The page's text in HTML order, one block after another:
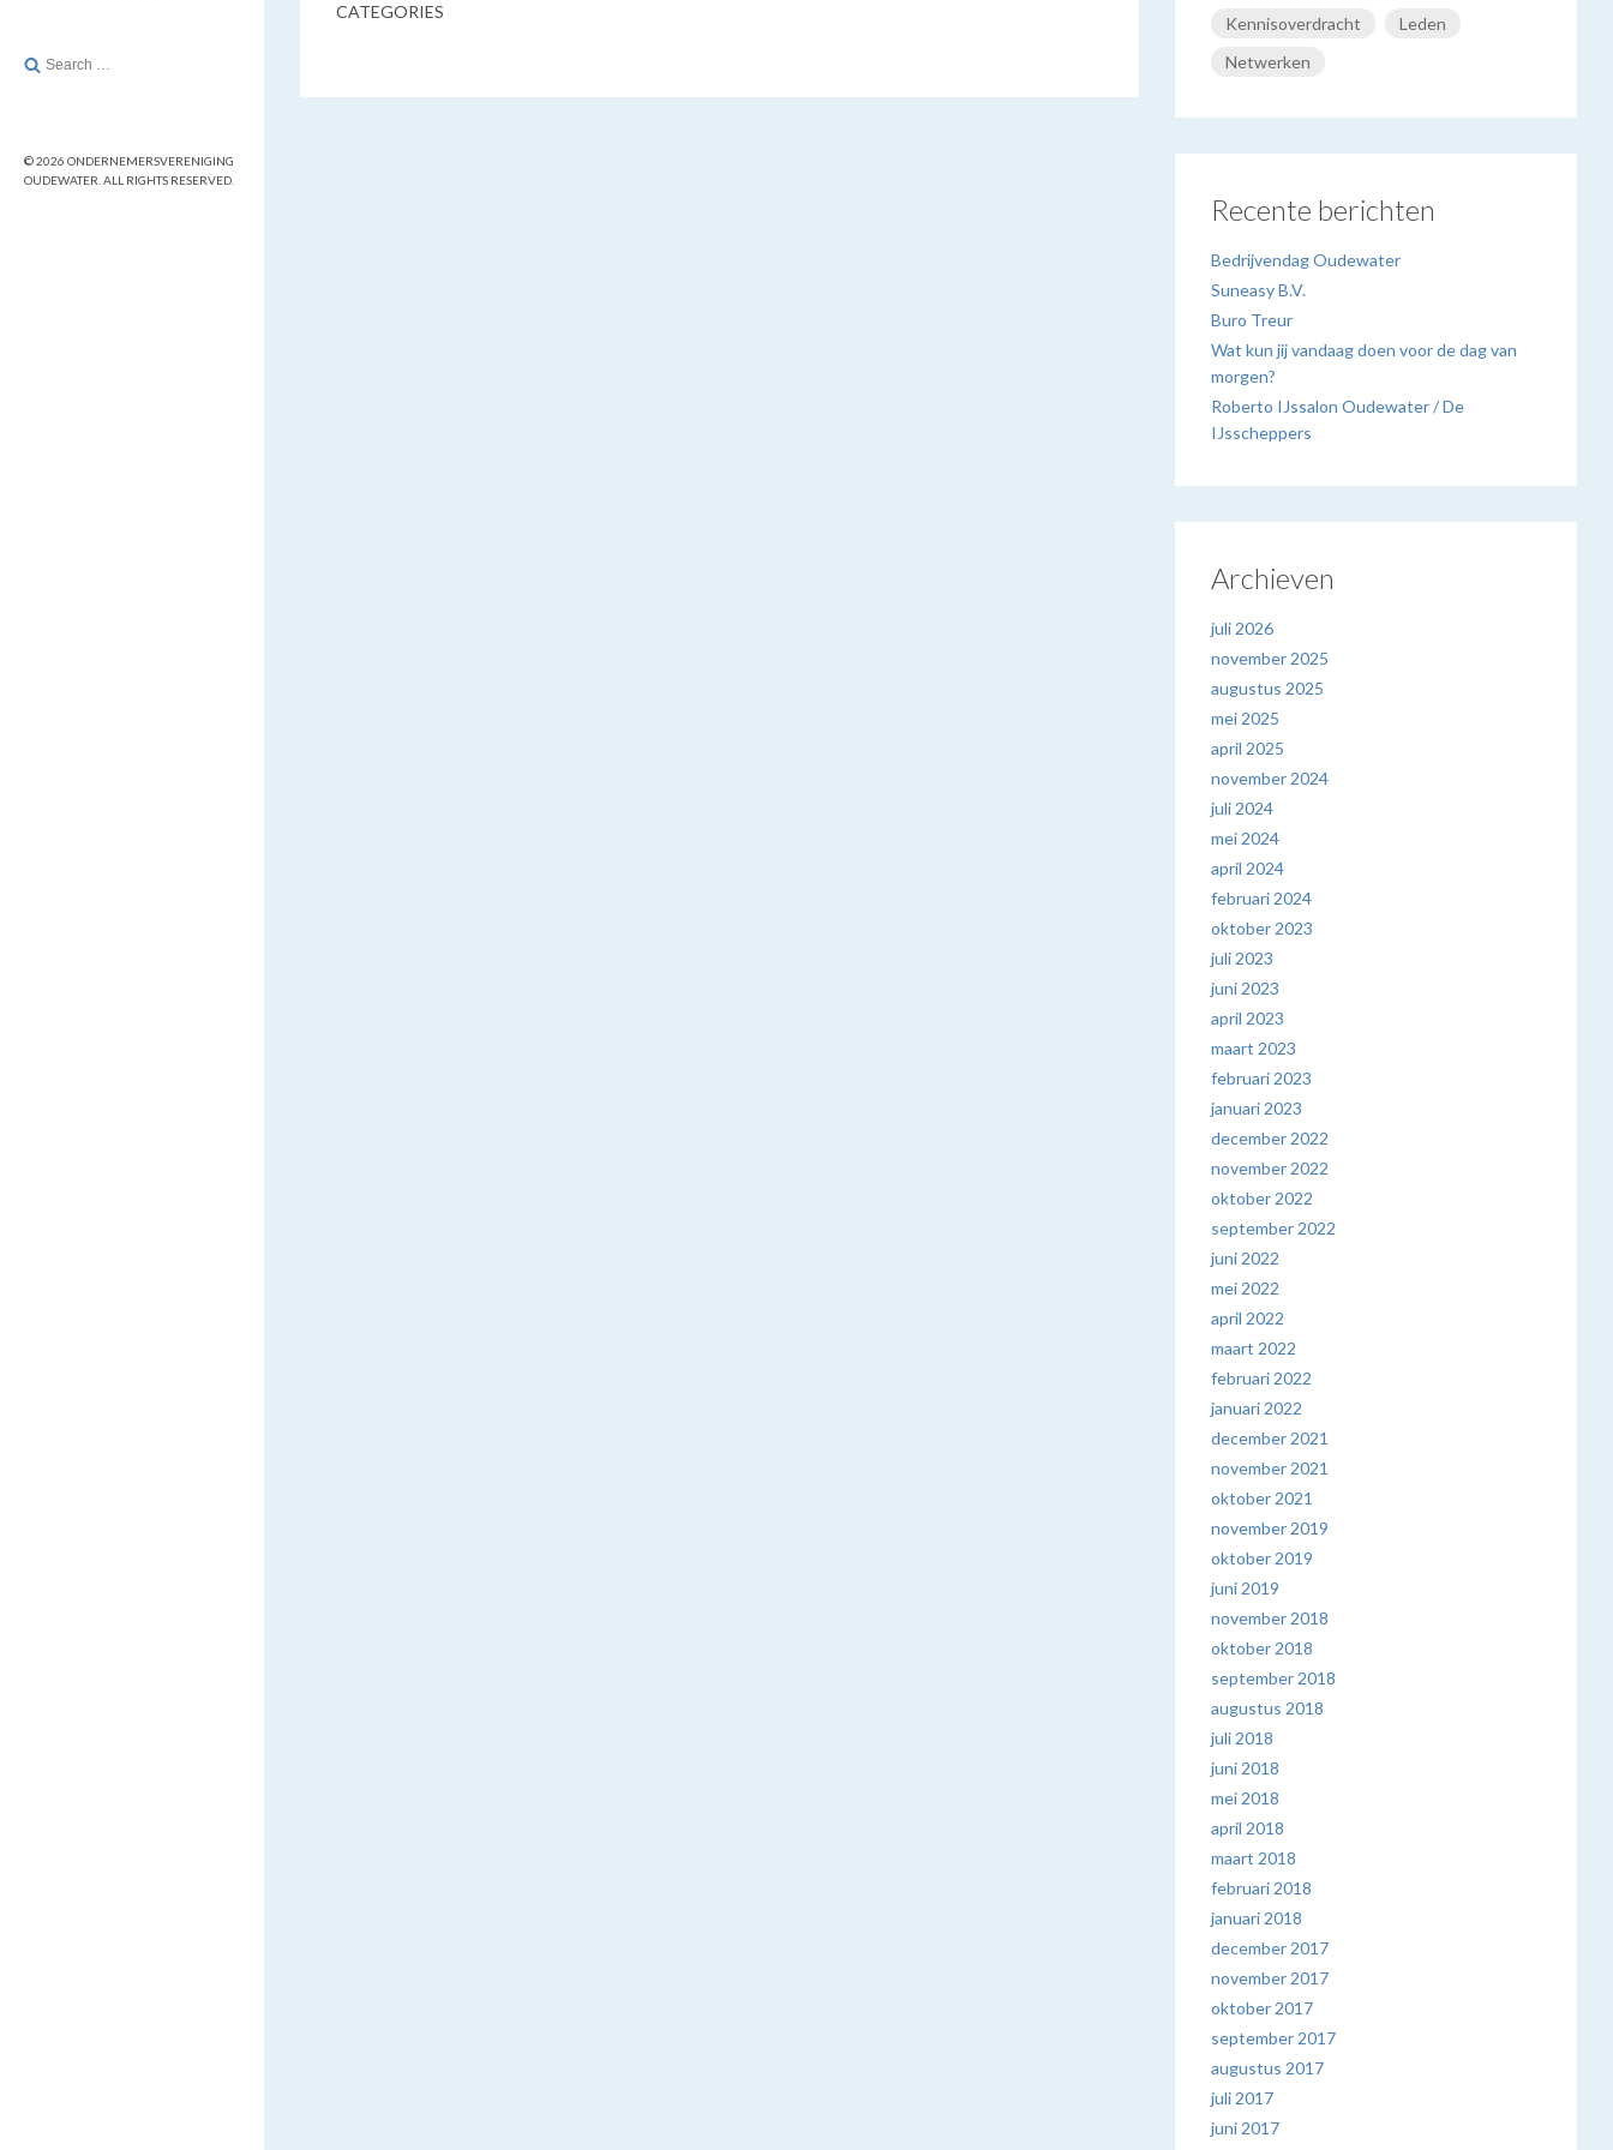
Search
© 2026 ONDERNEMERSVERENIGING
OUDEWATER. ALL RIGHTS RESERVED.
CATEGORIES
Kennisoverdracht
Leden
Netwerken
Recente berichten
Bedrijvendag Oudewater
Suneasy B.V.
Buro Treur
Wat kun jij vandaag doen voor de dag van
morgen?
Roberto IJssalon Oudewater / De
IJsscheppers
Archieven
juli 2026
november 2025
augustus 2025
mei 2025
april 2025
november 2024
juli 2024
mei 2024
april 2024
februari 2024
oktober 2023
juli 2023
juni 2023
april 2023
maart 2023
februari 2023
januari 2023
december 2022
november 2022
oktober 2022
september 2022
juni 2022
mei 2022
april 2022
maart 2022
februari 2022
januari 2022
december 2021
november 2021
oktober 2021
november 2019
oktober 2019
juni 2019
november 2018
oktober 2018
september 2018
augustus 2018
juli 2018
juni 2018
mei 2018
april 2018
maart 2018
februari 2018
januari 2018
december 2017
november 2017
oktober 2017
september 2017
augustus 2017
juli 2017
juni 2017